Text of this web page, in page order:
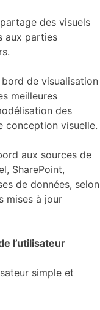
des visuels
aux parties
de visualisation
meilleures
des
conception visuelle.
aux sources de
SharePoint,
de données, selon
mises à jour
l’utilisateur
simple et